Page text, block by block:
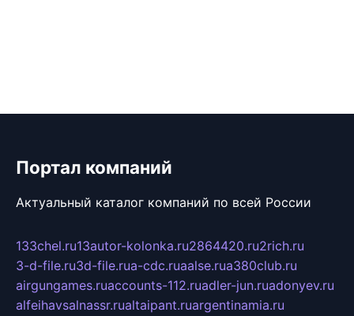
Портал компаний
Актуальный каталог компаний по всей России
133chel.ru13autor-kolonka.ru2864420.ru2rich.ru
3-d-file.ru3d-file.rua-cdc.ruaalse.rua380club.ru
airgungames.ruaccounts-112.ruadler-jun.ruadonyev.ru
alfeihavsalnassr.rualtaipant.ruargentinamia.ru